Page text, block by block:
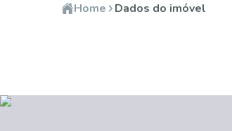
Home Dados do imóvel